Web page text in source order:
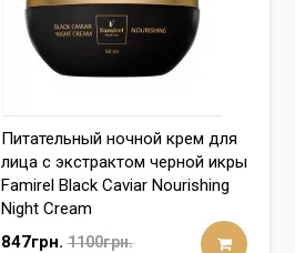
Питательный ночной крем для
лица с экстрактом черной икры
Famirel Black Caviar Nourishing
Night Cream
847грн. 1100грн.